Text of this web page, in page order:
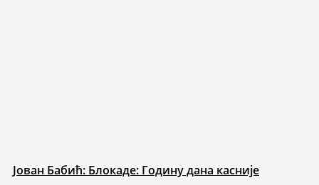
Јован Бабић: Блокаде: Годину дана касније